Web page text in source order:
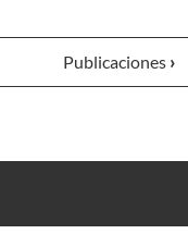
Publicaciones ›